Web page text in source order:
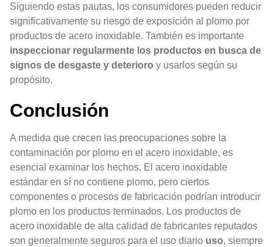
Siguiendo estas pautas, los consumidores pueden reducir
significativamente su riesgo de exposición al plomo por
productos de acero inoxidable. También es importante
inspeccionar regularmente los productos en busca de
signos de desgaste y deterioro y usarlos según su
propósito.
Conclusión
A medida que crecen las preocupaciones sobre la
contaminación por plomo en el acero inoxidable, es
esencial examinar los hechos. El acero inoxidable
estándar en sí no contiene plomo, pero ciertos
componentes o procesos de fabricación podrían introducir
plomo en los productos terminados. Los productos de
acero inoxidable de alta calidad de fabricantes reputados
son generalmente seguros para el uso diario uso, siempre